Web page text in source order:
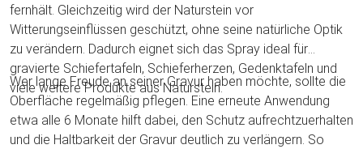
fernhält. Gleichzeitig wird der Naturstein vor
Witterungseinflüssen geschützt, ohne seine natürliche Optik
zu verändern. Dadurch eignet sich das Spray ideal für
gravierte Schiefertafeln, Schieferherzen, Gedenktafeln und
viele weitere Produkte aus Naturstein.
Wer lange Freude an seiner Gravur haben möchte, sollte die
Oberfläche regelmäßig pflegen. Eine erneute Anwendung
etwa alle 6 Monate hilft dabei, den Schutz aufrechtzuerhalten
und die Haltbarkeit der Gravur deutlich zu verlängern. So